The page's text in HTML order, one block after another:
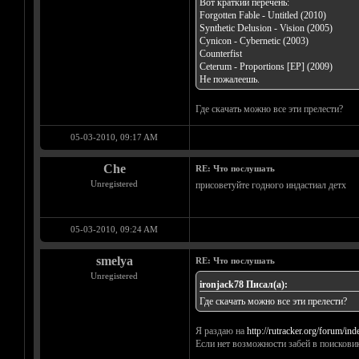
Вот краткий перечень:
Forgotten Fable - Untitled (2010)
Synthetic Delusion - Vision (2005)
Cynicon - Cybernetic (2003)
Counterfist
Ceterum - Proportions [EP] (2009)
Не пожалеешь.
Где скачать можно все эти прелести?
05-03-2010, 09:17 AM
Che
Unregistered
RE: Что послушать
присоветуйте годного индастиал детх
05-03-2010, 09:24 AM
smelya
Unregistered
RE: Что послушать
ironjack78 Писал(а):
Где скачать можно все эти прелести?
Я раздаю на http://rutracker.org/forum/
Если нет возможности забей в